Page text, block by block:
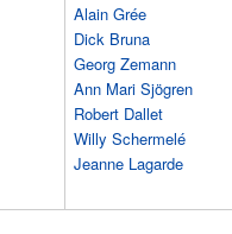
Alain Grée
Dick Bruna
Georg Zemann
Ann Mari Sjögren
Robert Dallet
Willy Schermelé
Jeanne Lagarde